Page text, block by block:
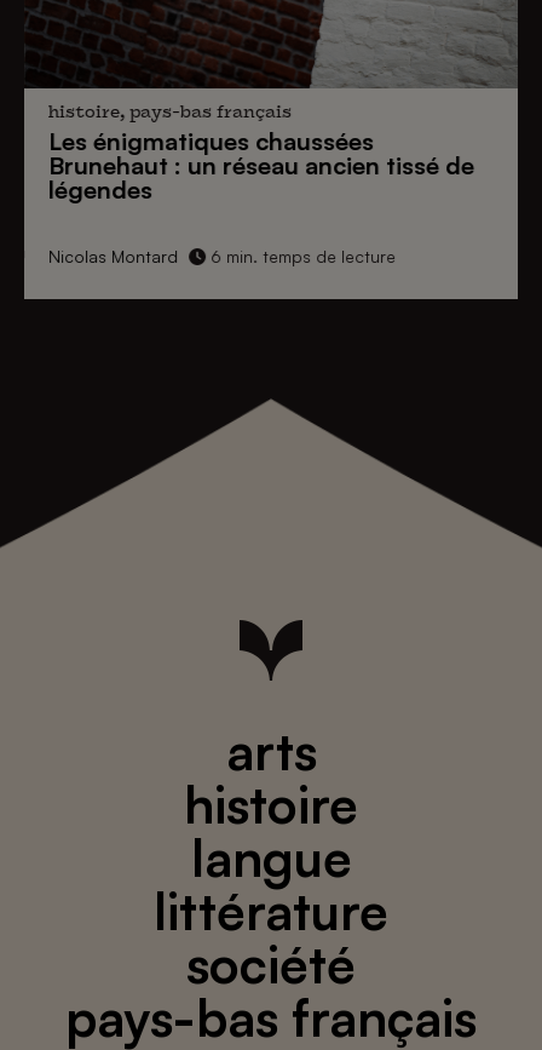
histoire, pays-bas français
Les énigmatiques chaussées
Brunehaut : un réseau ancien tissé de
légendes
Nicolas Montard 6 min. temps de lecture
arts
histoire
langue
littérature
société
pays-bas français